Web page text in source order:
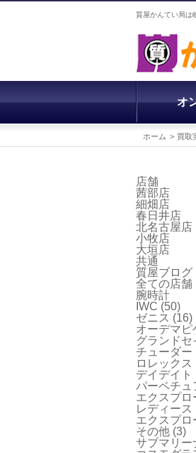
質屋かんてい局は
オ
ホーム 買取
店舗
茜部店
細畑店
春日井店
北名古屋店
小牧店
大垣店
共通
質屋ブログ
全ての店舗
腕時計
IWC (50)
ゼニス (16)
オーデマピ
グランドセ
チューダー
ロレックス
デイデイト
パーペチュ
エクスプロ
レディース
エクスプ
その他 (3)
サブマリー